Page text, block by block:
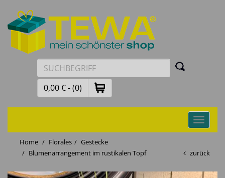
0,00 € - (0)
Toggle
Home
Florales
Gestecke
Blumenarrangement im rustikalen Topf
zurück